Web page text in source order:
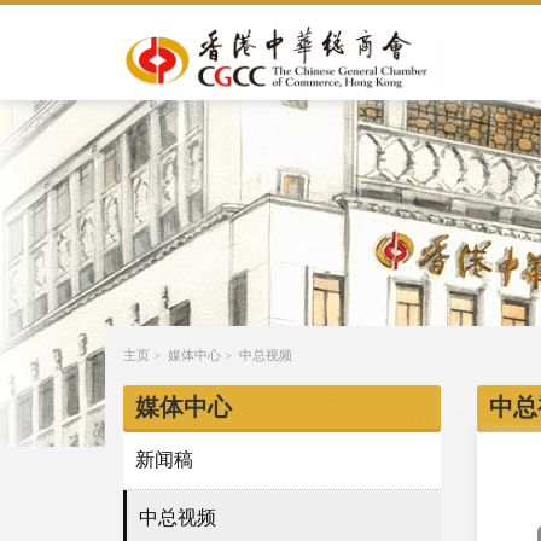
主页 > 媒体中心 > 中总视频
媒体中心
新闻稿
中总视频
中